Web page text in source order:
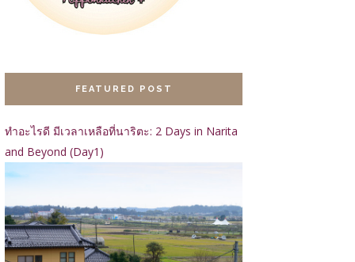
FEATURED POST
ทำอะไรดี มีเวลาเหลือที่นาริตะ: 2 Days in Narita
and Beyond (Day1)